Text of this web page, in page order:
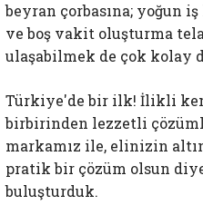
beyran çorbasına; yoğun
ve boş vakit oluşturma
ulaşabilmek de çok kolay
Türkiye'de bir ilk! İlikli
birbirinden lezzetli
markamız ile, elinizin
pratik bir çözüm olsun
buluşturduk.